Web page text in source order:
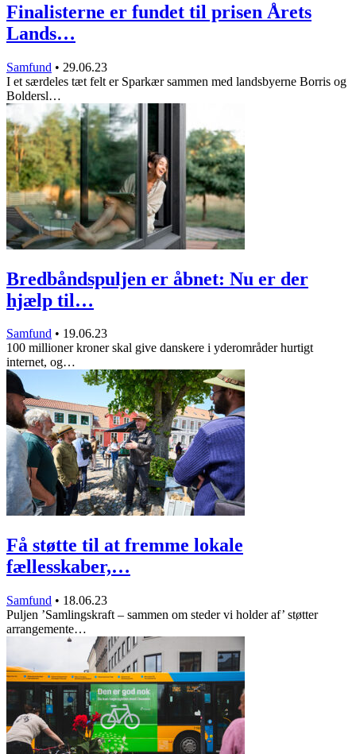
Finalisterne er fundet til prisen Årets
Lands…
Samfund • 29.06.23
I et særdeles tæt felt er Sparkær sammen med landsbyerne Borris og
Boldersl…
Bredbåndspuljen er åbnet: Nu er der
hjælp til…
Samfund • 19.06.23
100 millioner kroner skal give danskere i yderområder hurtigt
internet, og…
Få støtte til at fremme lokale
fællesskaber,…
Samfund • 18.06.23
Puljen ’Samlingskraft – sammen om steder vi holder af’ støtter
arrangemente…